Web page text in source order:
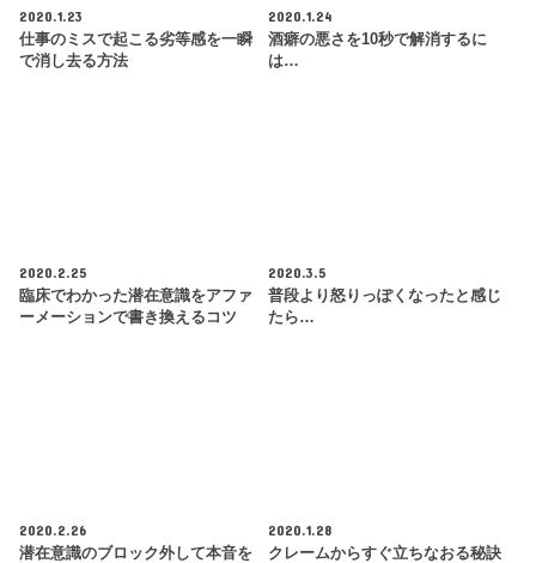
2020.1.23
仕事のミスで起こる劣等感を一瞬
で消し去る方法
2020.1.24
酒癖の悪さを10秒で解消するに
は…
2020.2.25
臨床でわかった潜在意識をアファ
ーメーションで書き換えるコツ
2020.3.5
普段より怒りっぽくなったと感じ
たら…
2020.2.26
潜在意識のブロック外して本音を
2020.1.28
クレームからすぐ立ちなおる秘訣